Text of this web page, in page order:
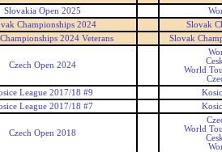
Slovakia Open 2025
Championships 2024
Slovak
2024 Veterans Slovak
Czech Open 2024
World
League 2017/18 #9
League 2017/18 #7
Czech Open 2018
World